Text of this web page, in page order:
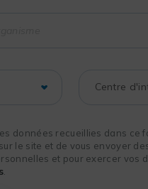
données recueillies dans ce
le site et de vous envoyer
et pour exercer vos